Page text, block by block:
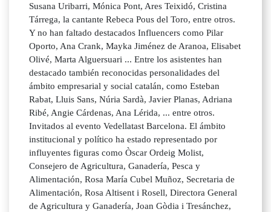
Susana Uribarri, Mónica Pont, Ares Teixidó, Cristina
Tárrega, la cantante Rebeca Pous del Toro, entre otros.
Y no han faltado destacados Influencers como Pilar
Oporto, Ana Crank, Mayka Jiménez de Aranoa, Elisabet
Olivé, Marta Alguersuari ... Entre los asistentes han
destacado también reconocidas personalidades del
ámbito empresarial y social catalán, como Esteban
Rabat, Lluis Sans, Núria Sardà, Javier Planas, Adriana
Ribé, Angie Cárdenas, Ana Lérida, ... entre otros.
Invitados al evento Vedellatast Barcelona. El ámbito
institucional y político ha estado representado por
influyentes figuras como Òscar Ordeig Molist,
Consejero de Agricultura, Ganadería, Pesca y
Alimentación, Rosa María Cubel Muñoz, Secretaria de
Alimentación, Rosa Altisent i Rosell, Directora General
de Agricultura y Ganadería, Joan Gòdia i Tresánchez,